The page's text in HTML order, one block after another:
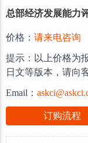
总部经济发展能力
价格： 请来电咨询
提示：以上价格为
日文等版本，请向
Email：
订购流程